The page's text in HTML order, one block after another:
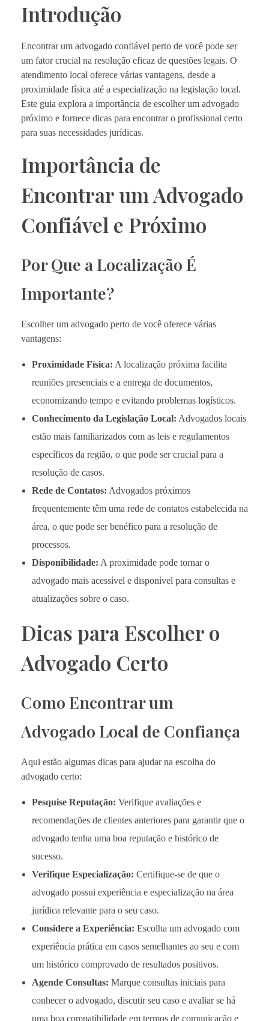
Introdução
Encontrar um advogado confiável perto de você pode ser
um fator crucial na resolução eficaz de questões legais. O
atendimento local oferece várias vantagens, desde a
proximidade física até a especialização na legislação local.
Este guia explora a importância de escolher um advogado
próximo e fornece dicas para encontrar o profissional certo
para suas necessidades jurídicas.
Importância de
Encontrar um Advogado
Confiável e Próximo
Por Que a Localização É
Importante?
Escolher um advogado perto de você oferece várias
vantagens:
Proximidade Física: A localização próxima facilita
reuniões presenciais e a entrega de documentos,
economizando tempo e evitando problemas logísticos.
Conhecimento da Legislação Local: Advogados locais
estão mais familiarizados com as leis e regulamentos
específicos da região, o que pode ser crucial para a
resolução de casos.
Rede de Contatos: Advogados próximos
frequentemente têm uma rede de contatos estabelecida na
área, o que pode ser benéfico para a resolução de
processos.
Disponibilidade: A proximidade pode tornar o
advogado mais acessível e disponível para consultas e
atualizações sobre o caso.
Dicas para Escolher o
Advogado Certo
Como Encontrar um
Advogado Local de Confiança
Aqui estão algumas dicas para ajudar na escolha do
advogado certo:
Pesquise Reputação: Verifique avaliações e
recomendações de clientes anteriores para garantir que o
advogado tenha uma boa reputação e histórico de
sucesso.
Verifique Especialização: Certifique-se de que o
advogado possui experiência e especialização na área
jurídica relevante para o seu caso.
Considere a Experiência: Escolha um advogado com
experiência prática em casos semelhantes ao seu e com
um histórico comprovado de resultados positivos.
Agende Consultas: Marque consultas iniciais para
conhecer o advogado, discutir seu caso e avaliar se há
uma boa compatibilidade em termos de comunicação e